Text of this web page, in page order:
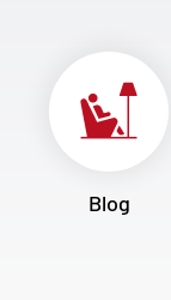
Blog